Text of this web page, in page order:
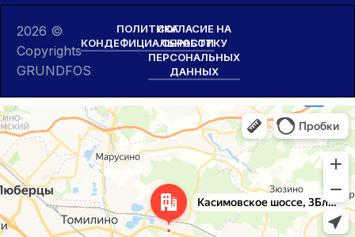
2026 ©
Copyrights
GRUNDFOS
ПОЛИТИКА
КОНДЕФИЦИАЛЬНОСТИ
СОГЛАСИЕ НА
ОБРАБОТКУ
ПЕРСОНАЛЬНЫХ
ДАННЫХ
Москва и Московская область
Касимовское шоссе, 3БлитВ — Яндекс Карты